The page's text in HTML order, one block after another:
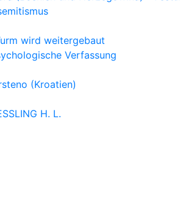
wird weitergebaut
Verfassung
(Kroatien)
H. L.